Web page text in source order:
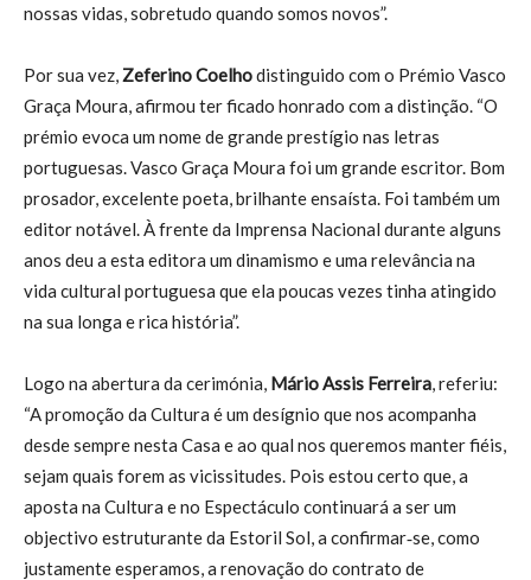
nossas vidas, sobretudo quando somos novos”.
Por sua vez, Zeferino Coelhodistinguido com o Prémio Vasco
Graça Moura, afirmou ter ficado honrado com a distinção. “O
prémio evoca um nome de grande prestígio nas letras
portuguesas. Vasco Graça Moura foi um grande escritor. Bom
prosador, excelente poeta, brilhante ensaísta. Foi também um
editor notável. À frente da Imprensa Nacional durante alguns
anos deu a esta editora um dinamismo e uma relevância na
vida cultural portuguesa que ela poucas vezes tinha atingido
na sua longa e rica história”.
Logo na abertura da cerimónia, Mário Assis Ferreira, referiu:
“A promoção da Cultura é um desígnio que nos acompanha
desde sempre nesta Casa e ao qual nos queremos manter fiéis,
sejam quais forem as vicissitudes. Pois estou certo que, a
aposta na Cultura e no Espectáculo continuará a ser um
objectivo estruturante da Estoril Sol, a confirmar‑se, como
justamente esperamos, a renovação do contrato de